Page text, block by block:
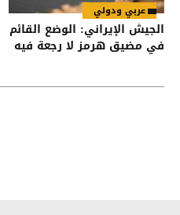
عربي ودولي
الجيش الإيراني: الوضع القائم
في مضيق هرمز لا رجعة فيه